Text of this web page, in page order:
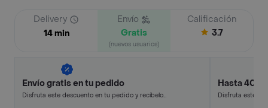
Delivery
14 min
Envío
Gratis
(nuevos usuarios)
Calificación
3.7
Envío gratis en tu pedido
Disfruta este descuento en tu pedido y recíbelo
Hasta 40%
Disfruta este